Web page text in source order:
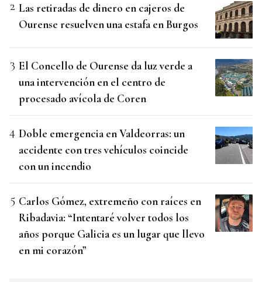
Las retiradas de dinero en cajeros de
Ourense resuelven una estafa en Burgos
El Concello de Ourense da luz verde a
una intervención en el centro de
procesado avícola de Coren
Doble emergencia en Valdeorras: un
accidente con tres vehículos coincide
con un incendio
Carlos Gómez, extremeño con raíces en
Ribadavia: “Intentaré volver todos los
años porque Galicia es un lugar que llevo
en mi corazón”